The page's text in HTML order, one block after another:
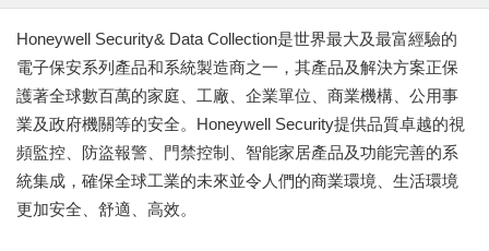
Honeywell Security& Data Collection是世界最大及最富經驗的
電子保安系列產品和系統製造商之一，其產品及解決方案正保
護著全球數百萬的家庭、工廠、企業單位、商業機構、公用事
業及政府機關等的安全。Honeywell Security提供品質卓越的視
頻監控、防盜報警、門禁控制、智能家居產品及功能完善的系
統集成，確保全球工業的未來並令人們的商業環境、生活環境
更加安全、舒適、高效。